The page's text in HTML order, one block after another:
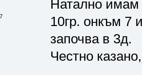
Натално имам
10гр. онкъм 7
започва в 3д.
Честно